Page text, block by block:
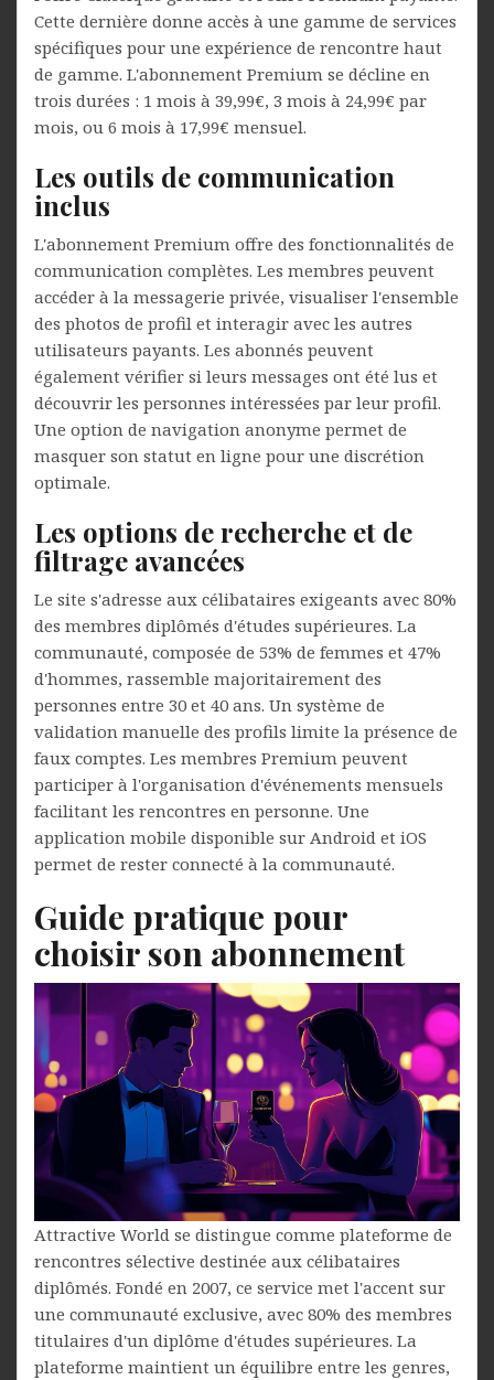
Cette dernière donne accès à une gamme de services
spécifiques pour une expérience de rencontre haut
de gamme. L'abonnement Premium se décline en
trois durées : 1 mois à 39,99€, 3 mois à 24,99€ par
mois, ou 6 mois à 17,99€ mensuel.
Les outils de communication
inclus
L'abonnement Premium offre des fonctionnalités de
communication complètes. Les membres peuvent
accéder à la messagerie privée, visualiser l'ensemble
des photos de profil et interagir avec les autres
utilisateurs payants. Les abonnés peuvent
également vérifier si leurs messages ont été lus et
découvrir les personnes intéressées par leur profil.
Une option de navigation anonyme permet de
masquer son statut en ligne pour une discrétion
optimale.
Les options de recherche et de
filtrage avancées
Le site s'adresse aux célibataires exigeants avec 80%
des membres diplômés d'études supérieures. La
communauté, composée de 53% de femmes et 47%
d'hommes, rassemble majoritairement des
personnes entre 30 et 40 ans. Un système de
validation manuelle des profils limite la présence de
faux comptes. Les membres Premium peuvent
participer à l'organisation d'événements mensuels
facilitant les rencontres en personne. Une
application mobile disponible sur Android et iOS
permet de rester connecté à la communauté.
Guide pratique pour
choisir son abonnement
Attractive World se distingue comme plateforme de
rencontres sélective destinée aux célibataires
diplômés. Fondé en 2007, ce service met l'accent sur
une communauté exclusive, avec 80% des membres
titulaires d'un diplôme d'études supérieures. La
plateforme maintient un équilibre entre les genres,